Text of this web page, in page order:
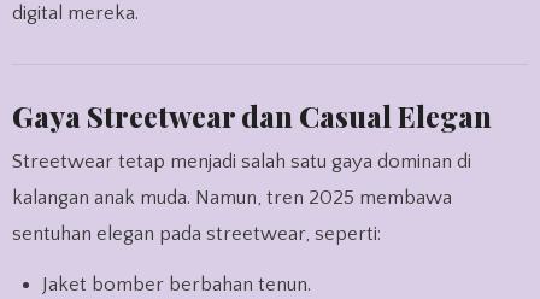
digital mereka.
Gaya Streetwear dan Casual Elegan
Streetwear tetap menjadi salah satu gaya dominan di
kalangan anak muda. Namun, tren 2025 membawa
sentuhan elegan pada streetwear, seperti:
Jaket bomber berbahan tenun.